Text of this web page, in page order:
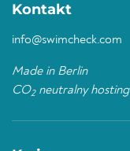
Kontakt
info@swimcheck.com
Made in Berlin
CO2neutralny hosting